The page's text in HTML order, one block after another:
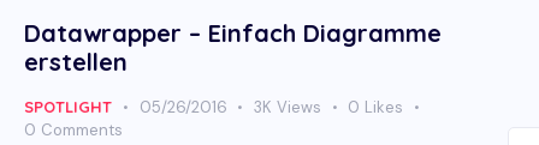
Datawrapper – Einfach Diagramme
erstellen
SPOTLIGHT 05/26/2016 3K Views 0 Likes
0 Comments